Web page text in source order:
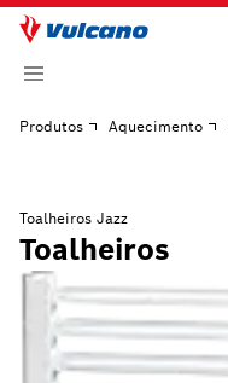
Produtos Aquecimento
Toalheiros Jazz
Toalheiros